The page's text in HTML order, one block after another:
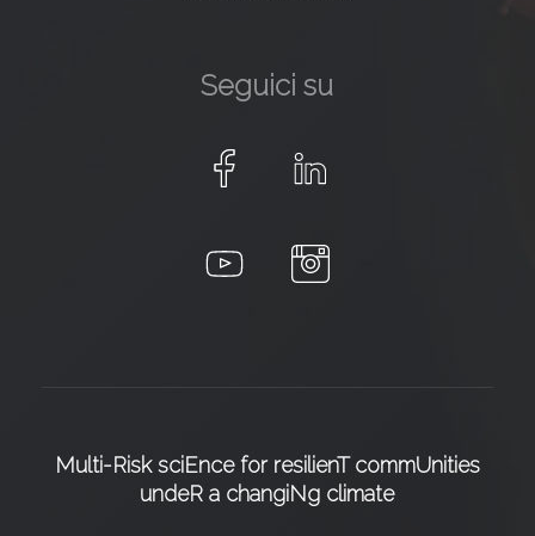
Seguici su
Multi-Risk sciEnce for resilienT commUnities
undeR a changiNg climate